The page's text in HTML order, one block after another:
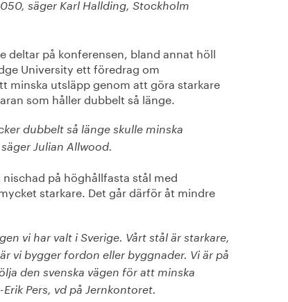
säger Karl Hallding, Stockholm
deltar på konferensen, bland annat höll
University ett föredrag om
minska utsläpp genom att göra starkare
som håller dubbelt så länge.
dubbelt så länge skulle minska
Julian Allwood.
på höghållfasta stål med
starkare. Det går därför åt mindre
vi har valt i Sverige. Vårt stål är starkare,
vi bygger fordon eller byggnader. Vi är på
den svenska vägen för att minska
Pers, vd på Jernkontoret.